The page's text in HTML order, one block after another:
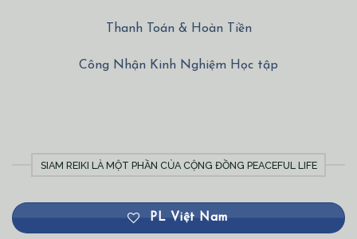
Thanh Toán & Hoàn Tiền
Công Nhận Kinh Nghiệm Học tập
SIAM REIKI LÀ MỘT PHẦN CỦA CỘNG ĐỒNG PEACEFUL LIFE
PL Việt Nam